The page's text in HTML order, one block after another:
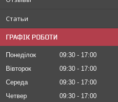
Статьи
ГРАФІК РОБОТИ
Понеділок 09:30
17:00
Вівторок
09:30
17:00
Середа
09:30
17:00
Четвер
09:30
17:00